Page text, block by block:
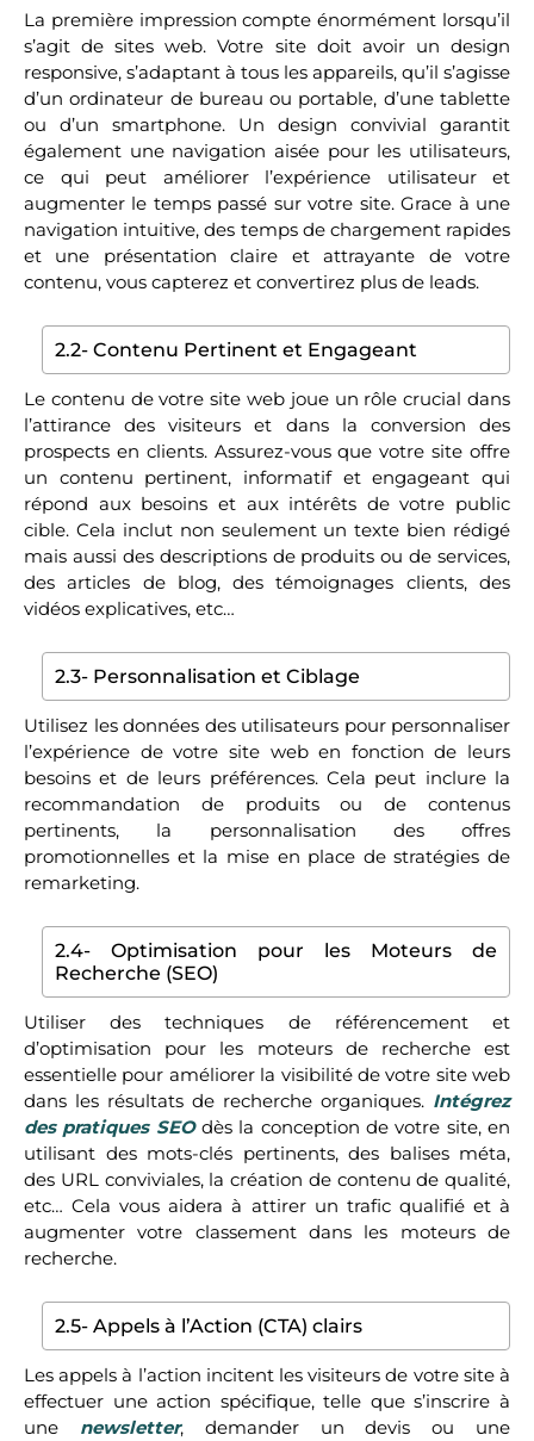
La première impression compte énormément lorsqu’il
s’agit de sites web. Votre site doit avoir un design
responsive, s’adaptant à tous les appareils, qu’il s’agisse
d’un ordinateur de bureau ou portable, d’une tablette
ou d’un smartphone. Un design convivial garantit
également une navigation aisée pour les utilisateurs,
ce qui peut améliorer l’expérience utilisateur et
augmenter le temps passé sur votre site. Grace à une
navigation intuitive, des temps de chargement rapides
et une présentation claire et attrayante de votre
contenu, vous capterez et convertirez plus de leads.
2.2- Contenu Pertinent et Engageant
Le contenu de votre site web joue un rôle crucial dans
l’attirance des visiteurs et dans la conversion des
prospects en clients. Assurez-vous que votre site offre
un contenu pertinent, informatif et engageant qui
répond aux besoins et aux intérêts de votre public
cible. Cela inclut non seulement un texte bien rédigé
mais aussi des descriptions de produits ou de services,
des articles de blog, des témoignages clients, des
vidéos explicatives, etc…
2.3- Personnalisation et Ciblage
Utilisez les données des utilisateurs pour personnaliser
l’expérience de votre site web en fonction de leurs
besoins et de leurs préférences. Cela peut inclure la
recommandation de produits ou de contenus
pertinents, la personnalisation des offres
promotionnelles et la mise en place de stratégies de
remarketing.
2.4- Optimisation pour les Moteurs de
Recherche (SEO)
Utiliser des techniques de référencement et
d’optimisation pour les moteurs de recherche est
essentielle pour améliorer la visibilité de votre site web
dans les résultats de recherche organiques. Intégrez
des pratiques SEOdès la conception de votre site, en
utilisant des mots-clés pertinents, des balises méta,
des URL conviviales, la création de contenu de qualité,
etc… Cela vous aidera à attirer un trafic qualifié et à
augmenter votre classement dans les moteurs de
recherche.
2.5- Appels à l’Action (CTA) clairs
Les appels à l’action incitent les visiteurs de votre site à
effectuer une action spécifique, telle que s’inscrire à
une newsletter, demander un devis ou une